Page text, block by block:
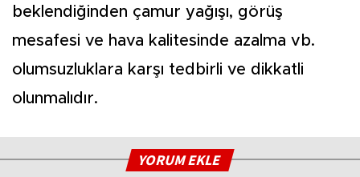
beklendiğinden çamur yağışı, görüş
mesafesi ve hava kalitesinde azalma vb.
olumsuzluklara karşı tedbirli ve dikkatli
olunmalıdır.
YORUM EKLE